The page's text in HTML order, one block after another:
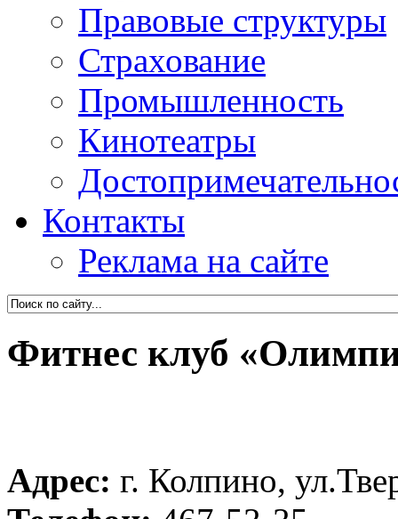
Правовые структуры
Страхование
Промышленность
Кинотеатры
Контакты
Реклама на сайте
Фитнес клуб
Адрес: г. Колпино,